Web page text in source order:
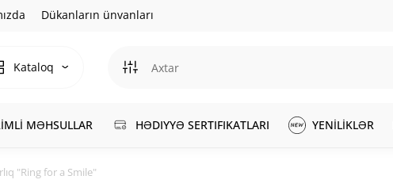
Dükanların ünvanları
Kataloq
MƏHSULLAR HƏDIYYƏ SERTIFIKATLARI YENİLİKLƏR
"Ring for a Smile"